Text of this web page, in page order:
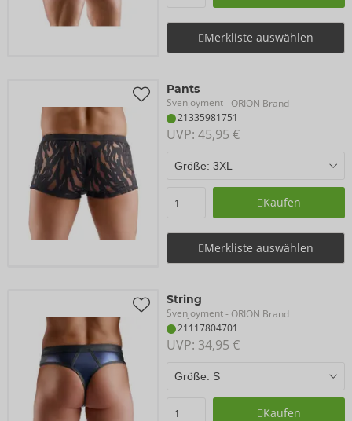
Merkliste auswählen
Pants
Svenjoyment- ORION Brand
21335981751
UVP: 45,95 €
Kaufen
Merkliste auswählen
String
Svenjoyment- ORION Brand
21117804701
UVP: 34,95 €
Kaufen